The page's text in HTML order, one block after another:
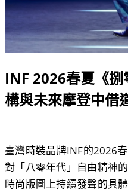
INF 2026春夏《
構與未來摩登中借
臺灣時裝品牌INF的2026
對「八零年代」自由精神
時尚版圖上持續發聲的具